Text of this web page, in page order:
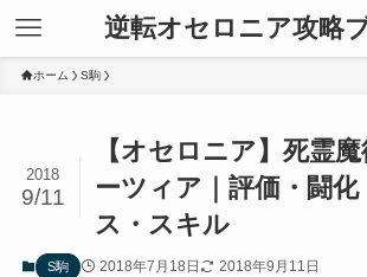
逆転オセロニア攻略
ホーム S駒
【オセロニア】死霊
ーツィア｜評価・闘化
ス・スキル
2018
9/11
S駒 2018年7月18日 2018年9月11日